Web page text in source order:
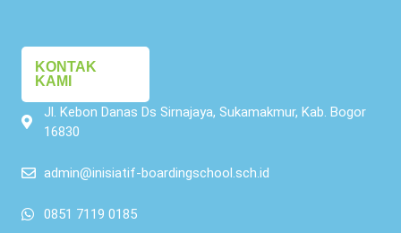
KONTAK
KAMI
Jl. Kebon Danas Ds Sirnajaya, Sukamakmur, Kab. Bogor
16830
admin@inisiatif-boardingschool.sch.id
0851 7119 0185